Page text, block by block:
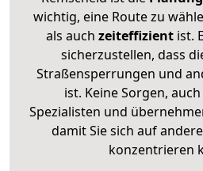
wichtig, eine Route zu
als auch zeiteffizientist.
sicherzustellen, dass
Straßensperrungen und
ist. Keine Sorgen,
Spezialisten und
damit Sie sich auf
konzentrieren